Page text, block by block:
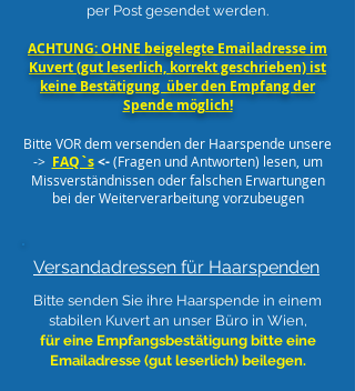
per Post gesendet werden.
ACHTUNG: OHNE beigelegte Emailadresse im
Kuvert (gut leserlich, korrekt geschrieben) ist
keine Bestätigung über den Empfang der
Spende möglich!
Bitte VOR dem versenden der Haarspende unsere
-> FAQ`s<-(Fragen und Antworten) lesen, um
Missverständnissen oder falschen Erwartungen
bei der Weiterverarbeitung vorzubeugen
Versandadressen für Haarspenden
Bitte senden Sie ihre Haarspende in einem
stabilen Kuvert an unser Büro in Wien,
für eine Empfangsbestätigung bitte eine
Emailadresse (gut leserlich) beilegen.